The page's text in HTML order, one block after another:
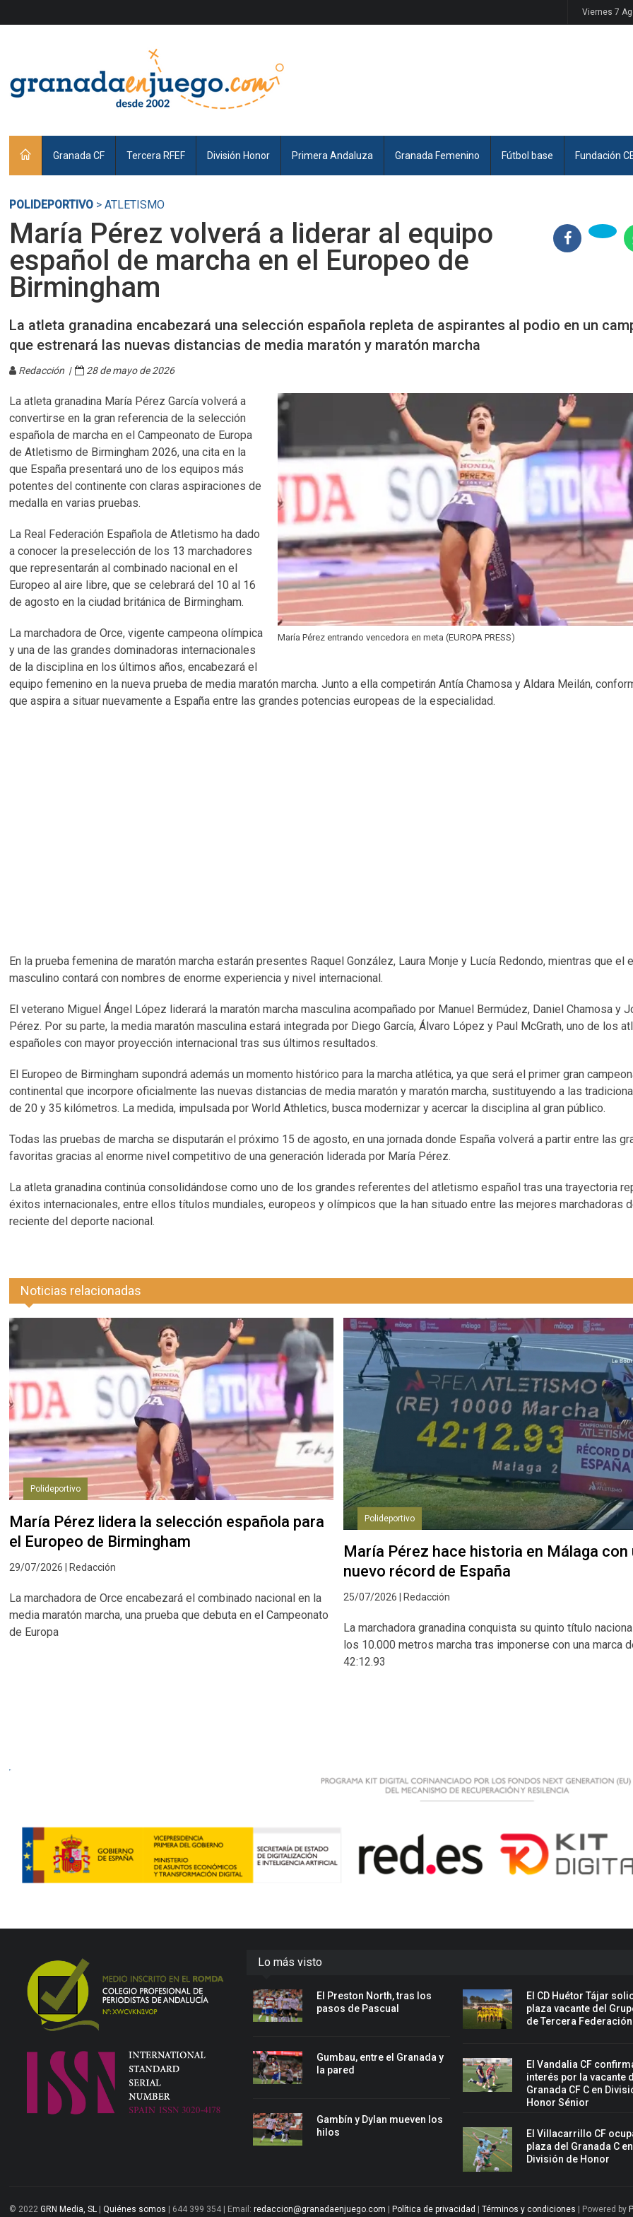
Viernes 7
Granada CF Tercera RFEF División Honor Primera Andaluza Granada Femenino Fútbol base Fundación
POLIDEPORTIVO > ATLETISMO
María Pérez volverá a liderar al equipo
español de marcha en el Europeo de
Birmingham
La atleta granadina encabezará una selección española repleta de aspirantes al podio en un
que estrenará las nuevas distancias de media maratón y maratón marcha
Redacción | 28 de mayo de 2026
María Pérez entrando vencedora en meta (EUROPA PRESS)
La atleta granadina María Pérez García volverá a
convertirse en la gran referencia de la selección
española de marcha en el Campeonato de Europa
de Atletismo de Birmingham 2026, una cita en la
que España presentará uno de los equipos más
potentes del continente con claras aspiraciones de
medalla en varias pruebas.
La Real Federación Española de Atletismo ha dado
a conocer la preselección de los 13 marchadores
que representarán al combinado nacional en el
Europeo al aire libre, que se celebrará del 10 al 16
de agosto en la ciudad británica de Birmingham.
La marchadora de Orce, vigente campeona olímpica
y una de las grandes dominadoras internacionales
de la disciplina en los últimos años, encabezará el
equipo femenino en la nueva prueba de media maratón marcha. Junto a ella competirán Antía Chamosa y Aldara Meilán,
que aspira a situar nuevamente a España entre las grandes potencias europeas de la especialidad.
En la prueba femenina de maratón marcha estarán presentes Raquel González, Laura Monje y Lucía Redondo, mientras que el
masculino contará con nombres de enorme experiencia y nivel internacional.
El veterano Miguel Ángel López liderará la maratón marcha masculina acompañado por Manuel Bermúdez, Daniel Chamosa y
Pérez. Por su parte, la media maratón masculina estará integrada por Diego García, Álvaro López y Paul McGrath, uno de los
españoles con mayor proyección internacional tras sus últimos resultados.
El Europeo de Birmingham supondrá además un momento histórico para la marcha atlética, ya que será el primer gran
continental que incorpore oficialmente las nuevas distancias de media maratón y maratón marcha, sustituyendo a las
de 20 y 35 kilómetros. La medida, impulsada por World Athletics, busca modernizar y acercar la disciplina al gran público.
Todas las pruebas de marcha se disputarán el próximo 15 de agosto, en una jornada donde España volverá a partir entre las
favoritas gracias al enorme nivel competitivo de una generación liderada por María Pérez.
La atleta granadina continúa consolidándose como uno de los grandes referentes del atletismo español tras una trayectoria
éxitos internacionales, entre ellos títulos mundiales, europeos y olímpicos que la han situado entre las mejores marchadoras
reciente del deporte nacional.
Noticias relacionadas
Polideportivo
María Pérez lidera la selección española para
el Europeo de Birmingham
29/07/2026 | Redacción
La marchadora de Orce encabezará el combinado nacional en la
media maratón marcha, una prueba que debuta en el Campeonato
de Europa
Polideportivo
María Pérez hace historia en Málaga con
nuevo récord de España
25/07/2026 | Redacción
La marchadora granadina conquista su quinto título
los 10.000 metros marcha tras imponerse con una marca
42:12.93
Lo más visto
El Preston North, tras los
pasos de Pascual
Gumbau, entre el Granada y
la pared
Gambín y Dylan mueven los
hilos
El CD Huétor Tájar
plaza vacante del
de Tercera Federación
El Vandalia CF
interés por la vacante
Granada CF C en
Honor Sénior
El Villacarrillo CF
plaza del Granada C en
División de Honor
© 2022GRN Media, SL |Quiénes somos | 644 399 354 | Email:redaccion@granadaenjuego.com Política de privacidad |Términos y condiciones | Powered by